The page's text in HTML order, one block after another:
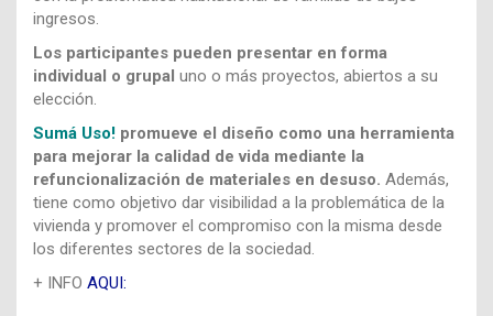
ingresos.
Los participantes pueden presentar en forma
individual o grupal uno o más proyectos, abiertos a su
elección.
Sumá Uso! promueve el diseño como una herramienta
para mejorar la calidad de vida mediante la
refuncionalización de materiales en desuso. Además,
tiene como objetivo dar visibilidad a la problemática de la
vivienda y promover el compromiso con la misma desde
los diferentes sectores de la sociedad.
+ INFO AQUI: